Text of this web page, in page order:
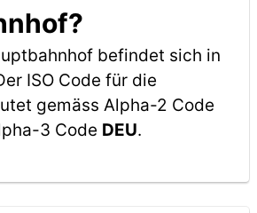
befindet sich in
ISO Code für die
gemäss Alpha-2 Code
3 Code DEU.